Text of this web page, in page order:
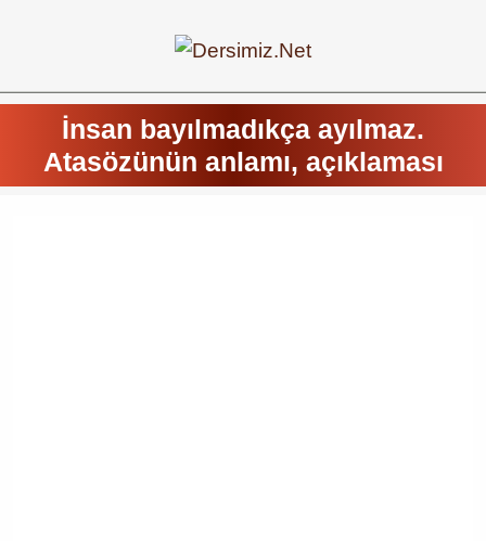
İnsan bayılmadıkça ayılmaz.
Atasözünün anlamı, açıklaması